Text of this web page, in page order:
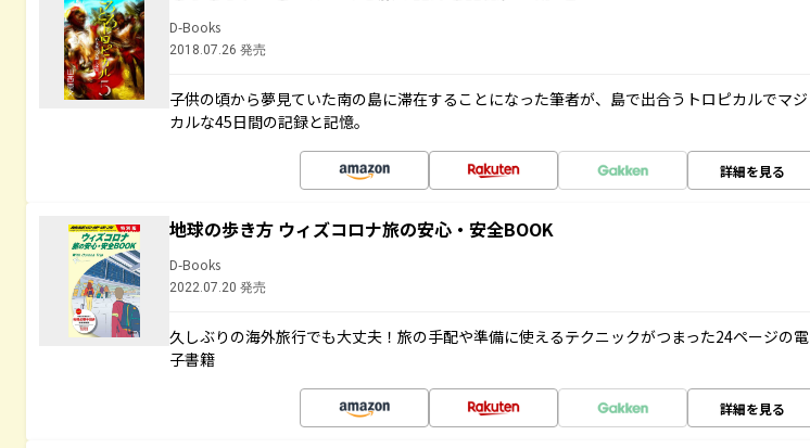
D-Books
2018.07.26 発売
子供の頃から夢見ていた南の島に滞在することになった筆者が、島で出合うトロピカルでマジ
カルな45日間の記録と記憶。
詳細を見る
地球の歩き方 ウィズコロナ旅の安心・安全BOOK
D-Books
2022.07.20 発売
久しぶりの海外旅行でも大丈夫！旅の手配や準備に使えるテクニックがつまった24ページの電
子書籍
詳細を見る